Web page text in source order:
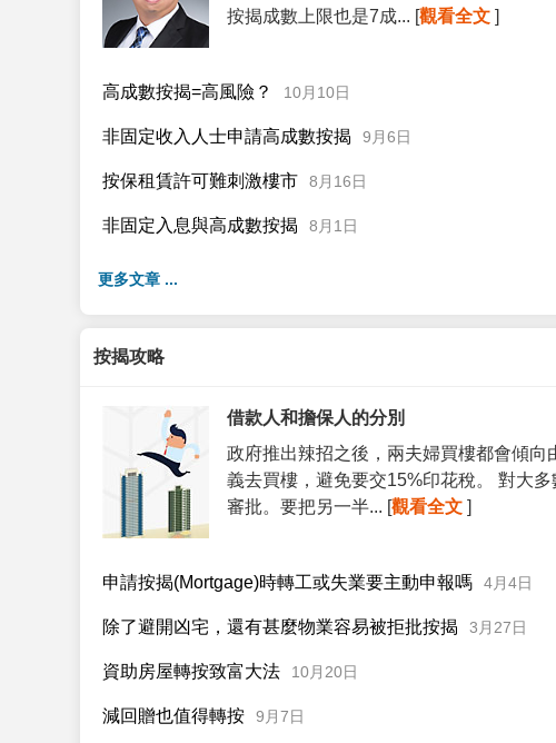
按揭成數上限也是7成... [觀看全文 ]
高成數按揭=高風險？ 10月10日
非固定收入人士申請高成數按揭 9月6日
按保租賃許可難刺激樓市 8月16日
非固定入息與高成數按揭 8月1日
更多文章 ...
按揭攻略
借款人和擔保人的分別
政府推出辣招之後，兩夫婦買樓都會傾
義去買樓，避免要交15%印花稅。 對大
審批。要把另一半... [觀看全文 ]
申請按揭(Mortgage)時轉工或失業要主動申報嗎 4月4日
除了避開凶宅，還有甚麼物業容易被拒批按揭 3月27日
資助房屋轉按致富大法 10月20日
減回贈也值得轉按 9月7日